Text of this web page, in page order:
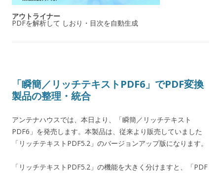
アウトライナー
PDFを解析して しおり・目次を自動生成
「瞬簡／リッチテキストPDF6」でPDF変換
製品の整理・統合
アンテナハウスでは、本日より、「瞬簡／リッチテキスト
PDF6」を発売します。本製品は、従来より販売していました
「リッチテキストPDF5.2」のバージョンアップ版になります。
「リッチテキストPDF5.2」の機能を大きく分けますと、「PDF